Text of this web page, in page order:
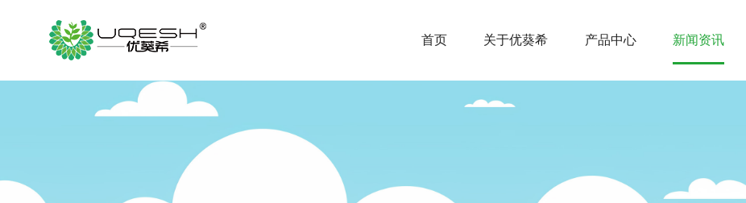
首页 关于优葵希 产品中心 新闻资讯